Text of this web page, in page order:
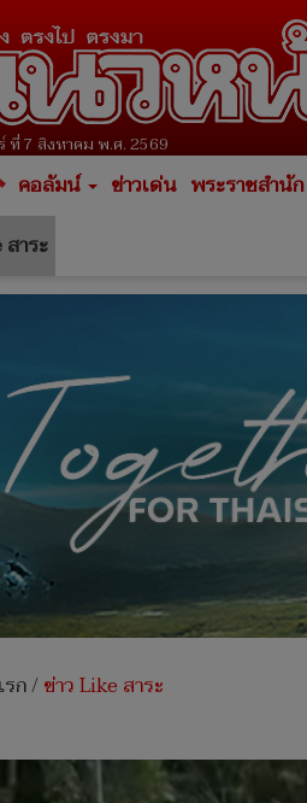
ที่ 7 สิงหาคม พ.ศ. 2569
คอลัมน์ ข่าวเด่น พระราชสำนัก
าระ
ก/ข่าว Like สาระ